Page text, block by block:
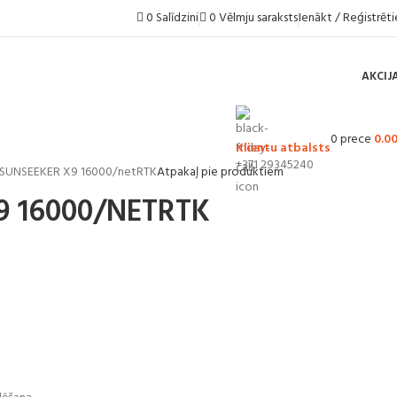
0 Salīdzini 0Vēlmju sarakstsIenākt /
Klientu atbalsts
+371 29345240
0prece 0.00
SUNSEEKER X9 16000/netRTKAtpakaļ pie produktiem
16000/NETRTK